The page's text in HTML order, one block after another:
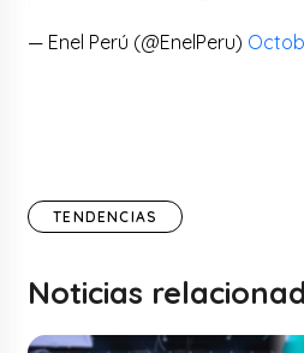
— Enel Perú (@EnelPeru)
TENDENCIAS
Noticias